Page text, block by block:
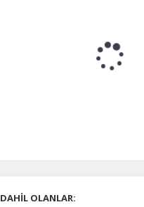
DAHİL OLANLAR: